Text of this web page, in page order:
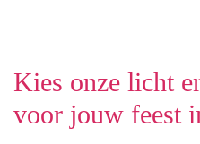
Kies onze licht
voor jouw feest